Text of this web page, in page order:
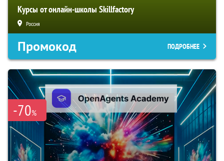
Курсы от онлайн-школы Skillfactory
Россия
Промокод ПОДРОБНЕЕ
-70%